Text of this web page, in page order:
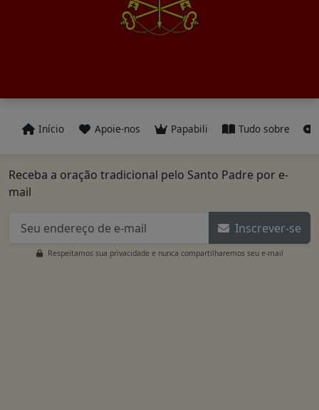
Início Apoie-nos Papabili Tudo sobre
Receba a oração tradicional pelo Santo Padre por e-
mail
Inscrever-se
Respeitamos sua privacidade e nunca compartilharemos seu e-mail